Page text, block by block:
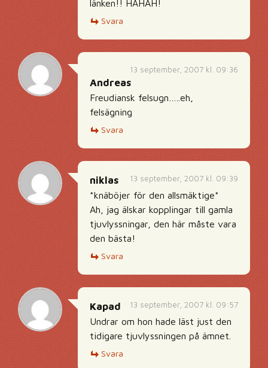
länken!! HAHAH!
Svara
13 september, 2007 kl. 09:36
Andreas
Freudiansk felsugn…..eh,
felsägning
Svara
13 september, 2007 kl. 09:39
niklas
*knäböjer för den allsmäktige*
Ah, jag älskar kopplingar till gamla
tjuvlyssningar, den här måste vara
den bästa!
Svara
13 september, 2007 kl. 09:57
Kapad
Undrar om hon hade läst just den
tidigare tjuvlyssningen på ämnet.
Svara